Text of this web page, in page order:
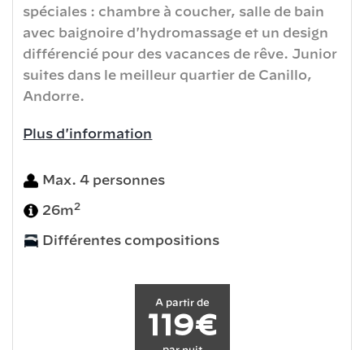
spéciales : chambre à coucher, salle de bain
avec baignoire d'hydromassage et un design
différencié pour des vacances de rêve. Junior
suites dans le meilleur quartier de Canillo,
Andorre.
Plus d'information
Max. 4 personnes
26m2
Différentes compositions
A partir de
119€